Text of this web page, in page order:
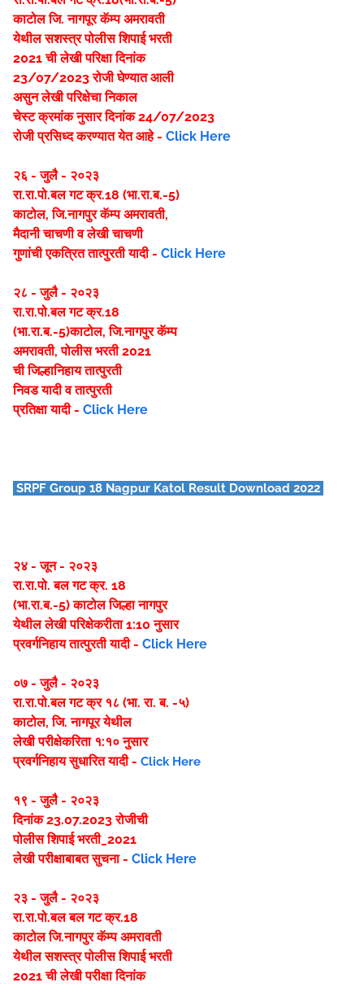
काटोल जि. नागपूर कॅम्प अमरावती
येथील सशस्त्र पोलीस शिपाई भरती
2021 ची लेखी परिक्षा दिनांक
23/07/2023 रोजी घेण्यात आली
असुन लेखी परिक्षेचा निकाल
चेस्ट क्रमांक नुसार दिनांक 24/07/2023
रोजी प्रसिध्द करण्यात येत आहे - Click Here
२६ - जुलै - २०२३
रा.रा.पो.बल गट क्र.18 (भा.रा.ब.-5)
काटोल, जि.नागपुर कॅम्प अमरावती,
मैदानी चाचणी व लेखी चाचणी
गुणांची एकत्रित तात्पुरती यादी - Click Here
२८ - जुलै - २०२३
रा.रा.पो.बल गट क्र.18
(भा.रा.ब.-5)काटोल, जि.नागपुर कॅम्प
अमरावती, पोलीस भरती 2021
ची जिल्हानिहाय तात्पुरती
निवड यादी व तात्पुरती
प्रतिक्षा यादी - Click Here
SRPF Group 18 Nagpur Katol Result Download 2022
२४ - जून - २०२३
रा.रा.पो. बल गट क्र. 18
(भा.रा.ब.-5) काटोल जिल्हा नागपुर
येथील लेखी परिक्षेकरीता 1:10 नुसार
प्रवर्गनिहाय तात्पुरती यादी - Click Here
०७ - जुलै - २०२३
रा.रा.पो.बल गट क्र १८ (भा. रा. ब. -५)
काटोल, जि. नागपूर येथील
लेखी परीक्षेकरिता १:१० नुसार
प्रवर्गनिहाय सुधारित यादी - Click Here
१९ - जुलै - २०२३
दिनांक 23.07.2023 रोजीची
पोलीस शिपाई भरती_2021
लेखी परीक्षाबाबत सुचना - Click Here
२३ - जुलै - २०२३
रा.रा.पो.बल बल गट क्र.18
काटोल जि.नागपुर कॅम्प अमरावती
येथील सशस्त्र पोलीस शिपाई भरती
2021 ची लेखी परीक्षा दिनांक